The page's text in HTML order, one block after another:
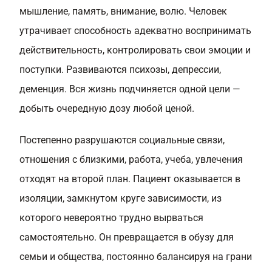
мышление, память, внимание, волю. Человек
утрачивает способность адекватно воспринимать
действительность, контролировать свои эмоции и
поступки. Развиваются психозы, депрессии,
деменция. Вся жизнь подчиняется одной цели —
добыть очередную дозу любой ценой.
Постепенно разрушаются социальные связи,
отношения с близкими, работа, учеба, увлечения
отходят на второй план. Пациент оказывается в
изоляции, замкнутом круге зависимости, из
которого невероятно трудно вырваться
самостоятельно. Он превращается в обузу для
семьи и общества, постоянно балансируя на грани